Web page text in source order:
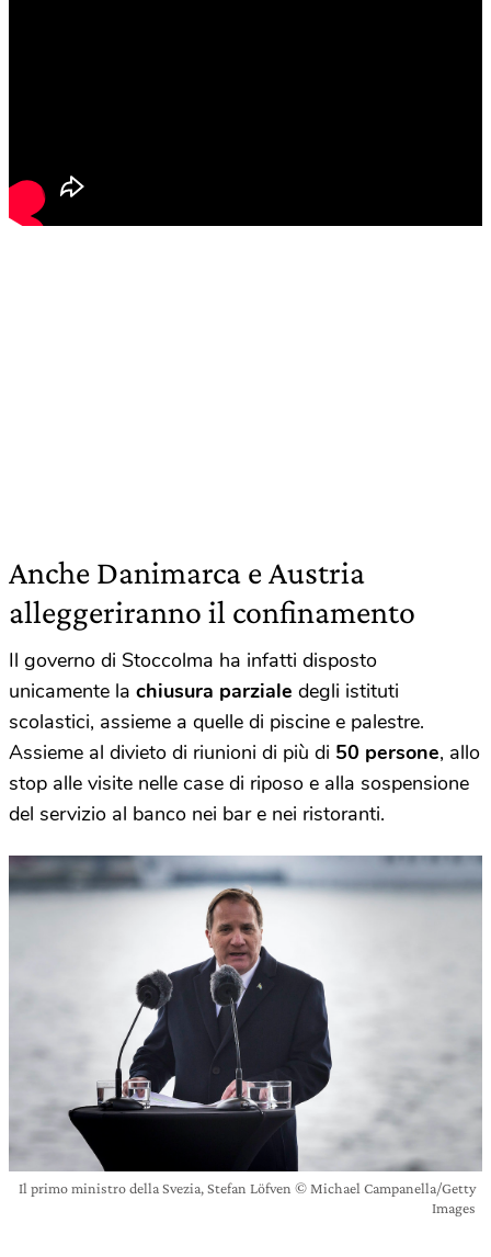
Anche Danimarca e Austria
alleggeriranno il confinamento
Il governo di Stoccolma ha infatti disposto
unicamente la chiusura parziale degli istituti
scolastici, assieme a quelle di piscine e palestre.
Assieme al divieto di riunioni di più di 50 persone, allo
stop alle visite nelle case di riposo e alla sospensione
del servizio al banco nei bar e nei ristoranti.
Il primo ministro della Svezia, Stefan Löfven © Michael Campanella/Getty
Images